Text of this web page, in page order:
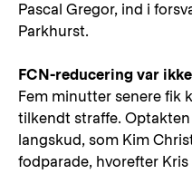
Pascal Gregor, ind i
Parkhurst.
FCN-reducering var
Fem minutter senere fik
tilkendt straffe.
langskud, som Kim
fodparade, hvorefter